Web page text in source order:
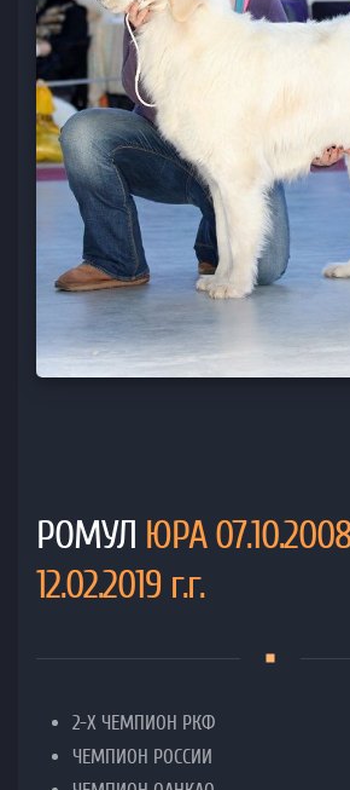
РОМУЛ ЮРА
12.02.2019 г.г.
2-Х ЧЕМПИОН РКФ
ЧЕМПИОН РОССИИ